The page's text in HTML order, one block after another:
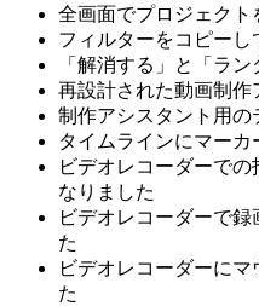
全画面でプロジェク
フィルターをコピー
「解消する」と「ラ
再設計された動画制作
制作アシスタント用の
タイムラインにマーカ
ビデオレコーダーで
なりました
ビデオレコーダーで
た
ビデオレコーダーに
た